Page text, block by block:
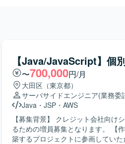
【Java/JavaScript】個
〜700,000円/月
大田区（東京都）
サーバサイドエンジニア(業務委
Java ・ JSP ・ AWS
【募集背景】 クレジット会社向け
るための増員募集となります。 【作業内容】 AWS上にクレジット会社向け既存システムを再構
築するプロジェクトに参画してい